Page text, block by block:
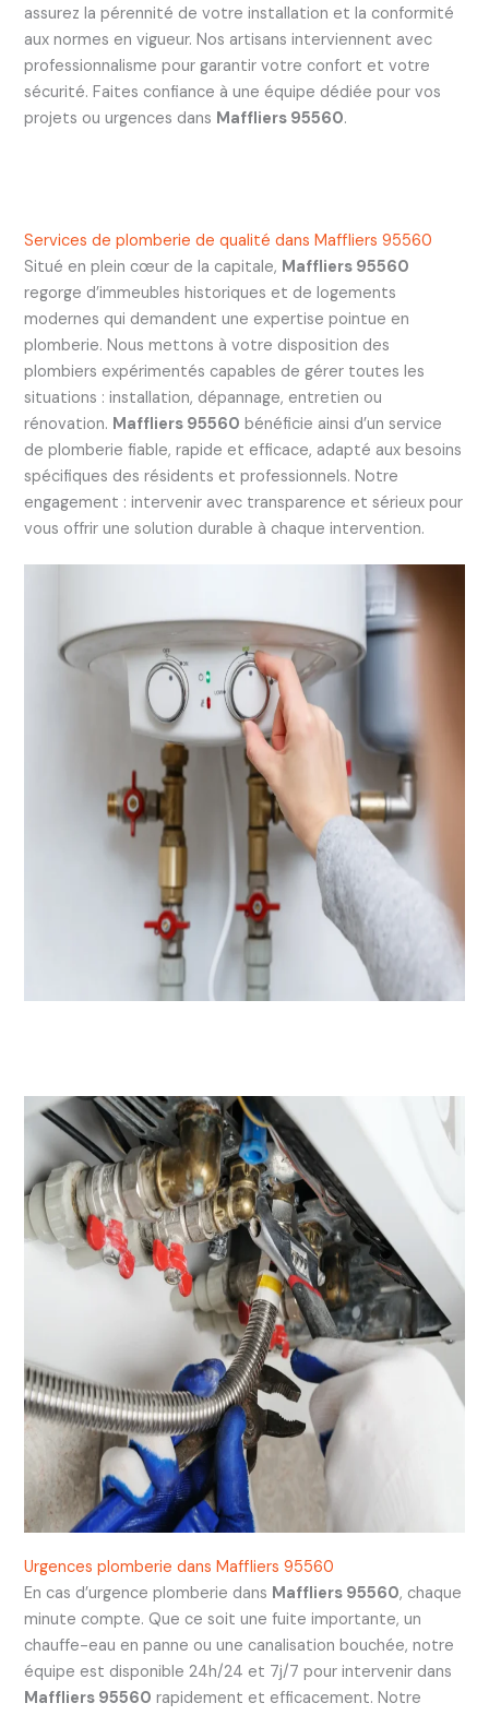
assurez la pérennité de votre installation et la conformité
aux normes en vigueur. Nos artisans interviennent avec
professionnalisme pour garantir votre confort et votre
sécurité. Faites confiance à une équipe dédiée pour vos
projets ou urgences dans Maffliers 95560.
Services de plomberie de qualité dans Maffliers 95560
Situé en plein cœur de la capitale, Maffliers 95560
regorge d’immeubles historiques et de logements
modernes qui demandent une expertise pointue en
plomberie. Nous mettons à votre disposition des
plombiers expérimentés capables de gérer toutes les
situations : installation, dépannage, entretien ou
rénovation. Maffliers 95560 bénéficie ainsi d’un service
de plomberie fiable, rapide et efficace, adapté aux besoins
spécifiques des résidents et professionnels. Notre
engagement : intervenir avec transparence et sérieux pour
vous offrir une solution durable à chaque intervention.
Urgences plomberie dans Maffliers 95560
En cas d’urgence plomberie dans Maffliers 95560, chaque
minute compte. Que ce soit une fuite importante, un
chauffe-eau en panne ou une canalisation bouchée, notre
équipe est disponible 24h/24 et 7j/7 pour intervenir dans
Maffliers 95560 rapidement et efficacement. Notre